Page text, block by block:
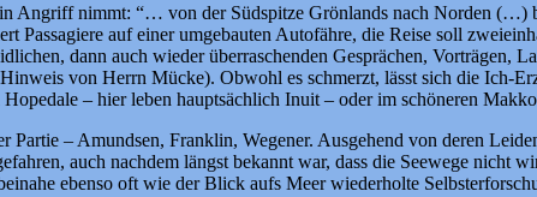
Angriff nimmt: “… von der Südspitze Grönlands nach Norden (…)
Passagiere auf einer umgebauten Autofähre, die Reise soll
dann auch wieder überraschenden Gesprächen,
von Herrn Mücke). Obwohl es schmerzt, lässt sich die Ich-
– hier leben hauptsächlich Inuit – oder im schöneren
– Amundsen, Franklin, Wegener. Ausgehend von deren
auch nachdem längst bekannt war, dass die Seewege nicht
ebenso oft wie der Blick aufs Meer wiederholte